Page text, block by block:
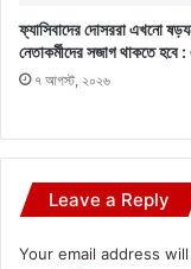
ফ্যাসিবাদের দোসররা এখনো
নেতাকর্মীদের সজাগ থাকতে হবে
৭ আগস্ট, ২০২৬
Leave a Reply
Your email address